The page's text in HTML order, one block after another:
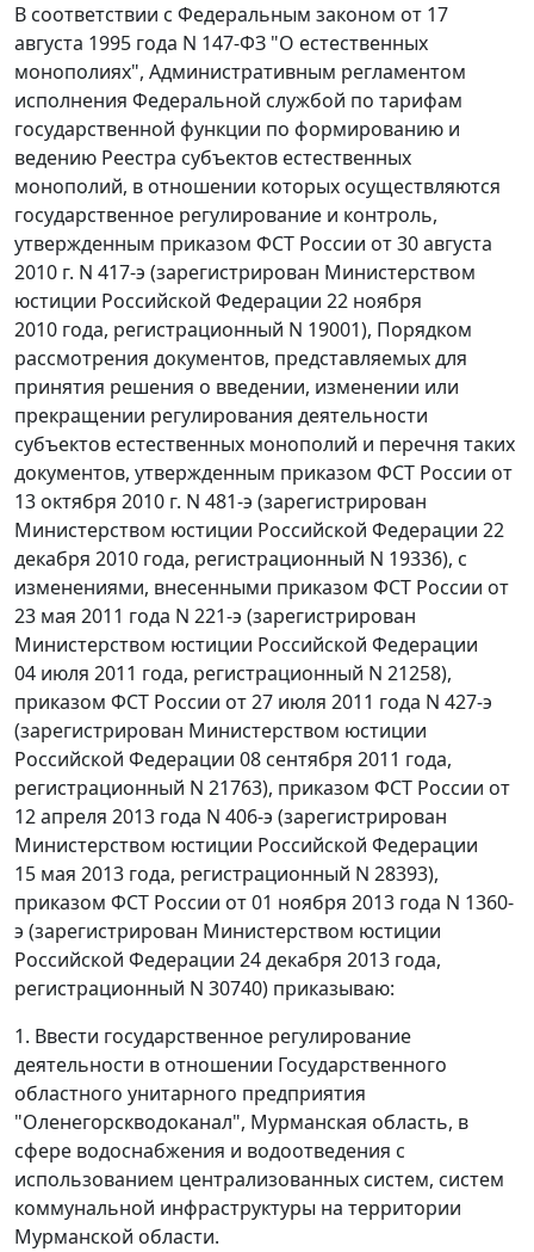
В соответствии с Федеральным законом от 17
августа 1995 года N 147-ФЗ "О естественных
монополиях", Административным регламентом
исполнения Федеральной службой по тарифам
государственной функции по формированию и
ведению Реестра субъектов естественных
монополий, в отношении которых осуществляются
государственное регулирование и контроль,
утвержденным приказом ФСТ России от 30 августа
2010 г. N 417-э (зарегистрирован Министерством
юстиции Российской Федерации 22 ноября
2010 года, регистрационный N 19001), Порядком
рассмотрения документов, представляемых для
принятия решения о введении, изменении или
прекращении регулирования деятельности
субъектов естественных монополий и перечня таких
документов, утвержденным приказом ФСТ России от
13 октября 2010 г. N 481-э (зарегистрирован
Министерством юстиции Российской Федерации 22
декабря 2010 года, регистрационный N 19336), с
изменениями, внесенными приказом ФСТ России от
23 мая 2011 года N 221-э (зарегистрирован
Министерством юстиции Российской Федерации
04 июля 2011 года, регистрационный N 21258),
приказом ФСТ России от 27 июля 2011 года N 427-э
(зарегистрирован Министерством юстиции
Российской Федерации 08 сентября 2011 года,
регистрационный N 21763), приказом ФСТ России от
12 апреля 2013 года N 406-э (зарегистрирован
Министерством юстиции Российской Федерации
15 мая 2013 года, регистрационный N 28393),
приказом ФСТ России от 01 ноября 2013 года N 1360-
э (зарегистрирован Министерством юстиции
Российской Федерации 24 декабря 2013 года,
регистрационный N 30740) приказываю:
1. Ввести государственное регулирование
деятельности в отношении Государственного
областного унитарного предприятия
"Оленегорскводоканал", Мурманская область, в
сфере водоснабжения и водоотведения с
использованием централизованных систем, систем
коммунальной инфраструктуры на территории
Мурманской области.